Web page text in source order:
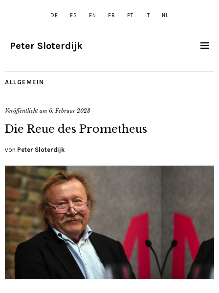
DE ES EN FR PT IT NL
Peter Sloterdijk
ALLGEMEIN
Veröffentlicht am 6. Februar 2023
Die Reue des Prometheus
von Peter Sloterdijk